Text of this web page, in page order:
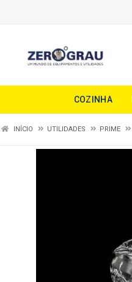
COZINHA
INÍCIO UTILIDADES PRIME